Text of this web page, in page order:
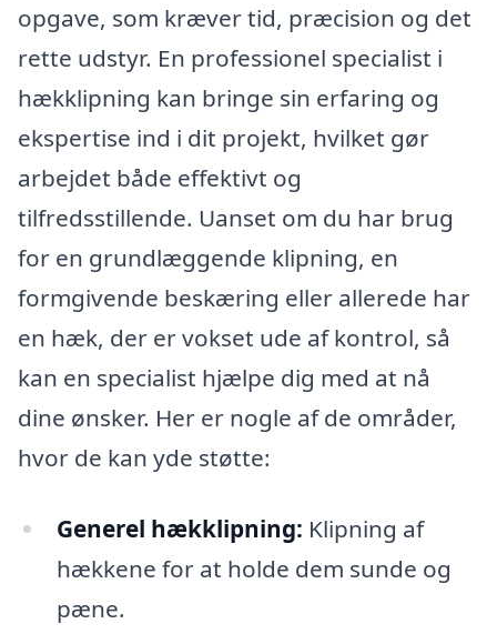
opgave, som kræver tid, præcision og det
rette udstyr. En professionel specialist i
hækklipning kan bringe sin erfaring og
ekspertise ind i dit projekt, hvilket gør
arbejdet både effektivt og
tilfredsstillende. Uanset om du har brug
for en grundlæggende klipning, en
formgivende beskæring eller allerede har
en hæk, der er vokset ude af kontrol, så
kan en specialist hjælpe dig med at nå
dine ønsker. Her er nogle af de områder,
hvor de kan yde støtte:
Generel hækklipning: Klipning af
hækkene for at holde dem sunde og
pæne.